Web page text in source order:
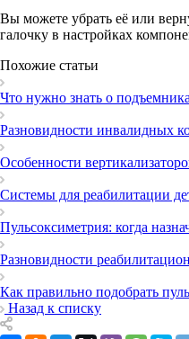
Вы можете убрать её или
галочку в настройках
Похожие статьи
Что нужно знать о
Разновидности инвалидных
Особенности
Системы для реабилитации
Пульсоксиметрия: когда
Разновидности
Как правильно подобрать
Назад к списку